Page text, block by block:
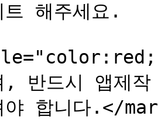
트 해주세요.
, 반드시 앱제
야 합니다.</